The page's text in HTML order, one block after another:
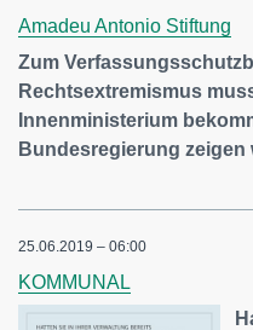
Amadeu Antonio Stiftung
Zum
Rechtsextremismus
Innenministerium
Bundesregierung zeigen
25.06.2019 – 06:00
KOMMUNAL